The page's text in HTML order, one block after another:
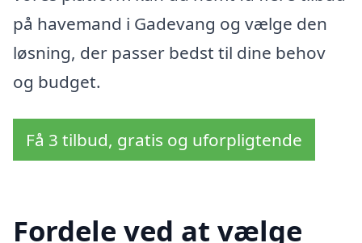
på havemand i Gadevang og vælge den
løsning, der passer bedst til dine behov
og budget.
Få 3 tilbud, gratis og uforpligtende
Fordele ved at vælge